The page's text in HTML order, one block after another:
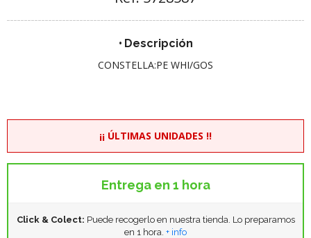
Descripción
CONSTELLA:PE WHI/GOS
¡¡ ÚLTIMAS UNIDADES !!
Entrega en 1 hora
Click & Colect: Puede recogerlo en nuestra tienda. Lo preparamos
en 1 hora. + info